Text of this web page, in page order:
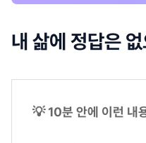
내 삶에 정답은
💡 10분 안에 이런 내